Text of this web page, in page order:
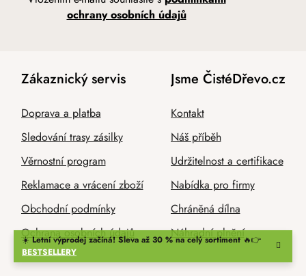
☀️ Letní výprodej začíná! Sleva až 30 % na celý sortiment 🔥👉
BESTSELLERY
ochrany osobních údajů
Zákaznický servis
Doprava a platba
Sledování trasy zásilky
Věrnostní program
Reklamace a vrácení zboží
Obchodní podmínky
Ochrana osobních údajů
Jsme ČistéDřevo.cz
Kontakt
Náš příběh
Udržitelnost a certifikace
Nabídka pro firmy
Chráněná dílna
Náhradní plnění